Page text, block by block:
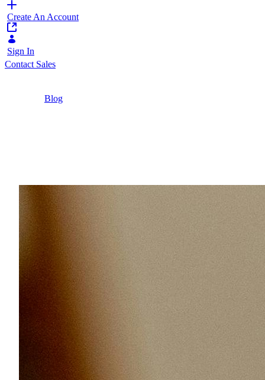
Create An Account
Sign In
Contact Sales
Blog